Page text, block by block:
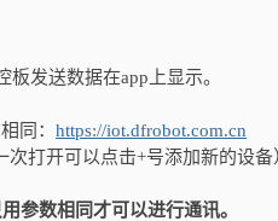
板发送数据在app上显示。
同： https://iot.dfrobot.com.cn
打开可以点击+号添加新的设备
参数相同才可以进行通讯。